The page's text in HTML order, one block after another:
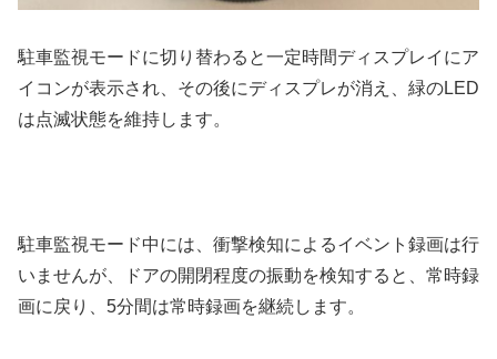
駐車監視モードに切り替わると一定時間ディスプレイにア
イコンが表示され、その後にディスプレが消え、緑のLED
は点滅状態を維持します。
駐車監視モード中には、衝撃検知によるイベント録画は行
いませんが、ドアの開閉程度の振動を検知すると、常時録
画に戻り、5分間は常時録画を継続します。